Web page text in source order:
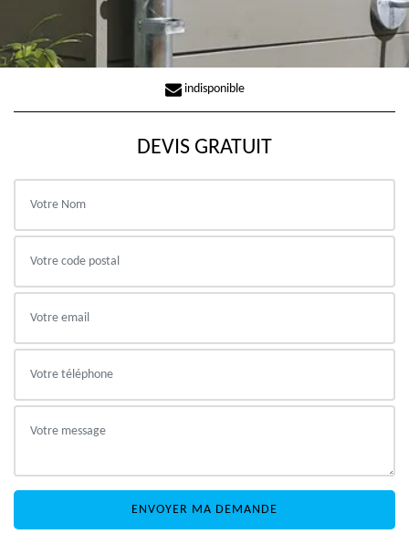
indisponible
DEVIS GRATUIT